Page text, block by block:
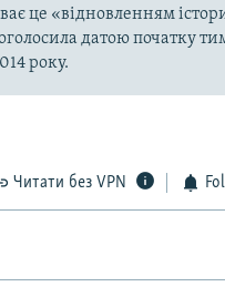
це «відновленням
датою початку
року.
Читати без VPN